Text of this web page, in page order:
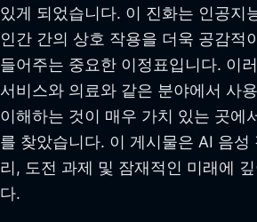
있게 되었습니다. 이 진화는 인공지
인간 간의 상호 작용을 더욱 공감적
들어주는 중요한 이정표입니다. 이
서비스와 의료와 같은 분야에서 사
이해하는 것이 매우 가치 있는 곳에
를 찾았습니다. 이 게시물은 AI 음성
리, 도전 과제 및 잠재적인 미래에
다.